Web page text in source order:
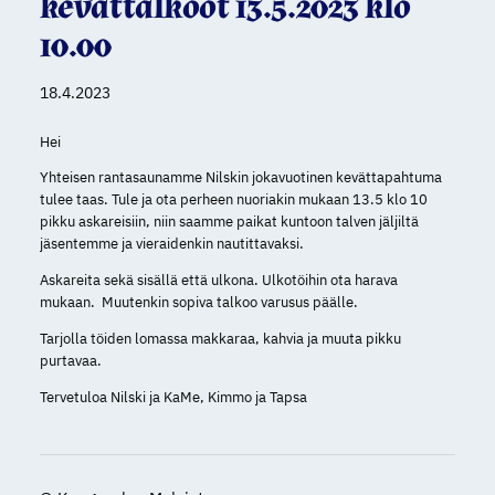
10.00
18.4.2023
Hei
Yhteisen rantasaunamme Nilskin jokavuotinen kevättapahtuma
tulee taas. Tule ja ota perheen nuoriakin mukaan 13.5 klo 10
pikku askareisiin, niin saamme paikat kuntoon talven jäljiltä
jäsentemme ja vieraidenkin nautittavaksi.
Askareita sekä sisällä että ulkona. Ulkotöihin ota harava
mukaan. Muutenkin sopiva talkoo varusus päälle.
Tarjolla töiden lomassa makkaraa, kahvia ja muuta pikku
purtavaa.
Tervetuloa Nilski ja KaMe, Kimmo ja Tapsa